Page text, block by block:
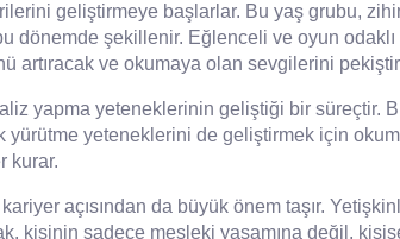
geliştirmeye başlarlar. Bu yaş grubu,
şekillenir. Eğlenceli ve oyun
artıracak ve okumaya olan sevgilerini
yapma yeteneklerinin geliştiği bir süreçtir.
yeteneklerini de geliştirmek için
kurar.
açısından da büyük önem taşır.
kişinin sadece mesleki yaşamına değil,